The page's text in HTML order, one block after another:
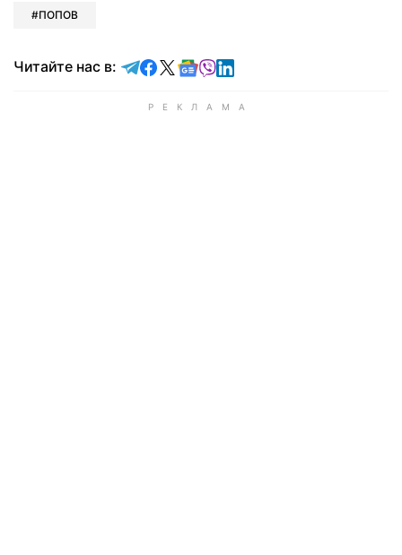
ПОПОВ
Читайте нас в: Читайте в Telegram
Читайте в Facebook
Читайте в X
Читайте в Google news
Читайте в Viber
Читайте в LinkedIn